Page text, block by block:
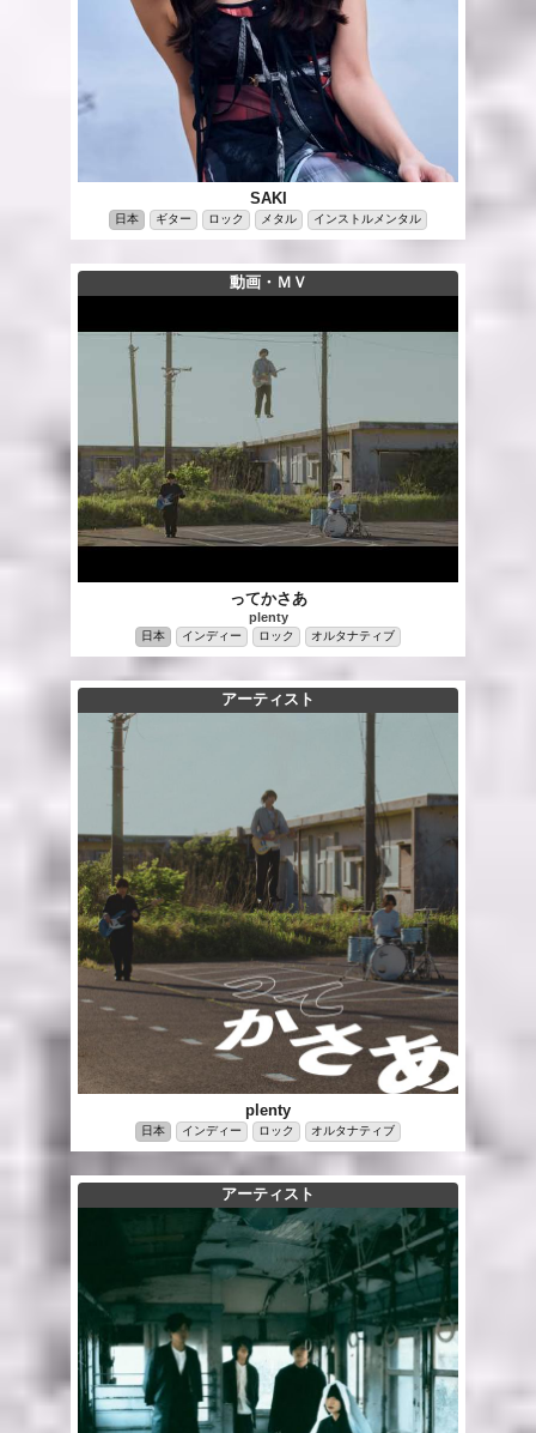
SAKI
日本 ギター ロック メタル インストルメンタル
動画・ＭＶ
ってかさあ
plenty
日本 インディー ロック オルタナティブ
アーティスト
plenty
日本 インディー ロック オルタナティブ
アーティスト